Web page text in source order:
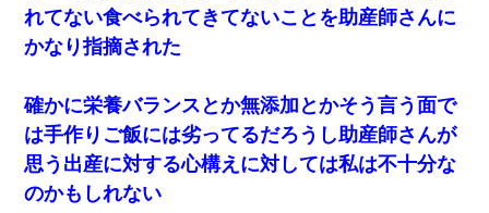
れてない食べられてきてないことを助産師さんに
かなり指摘された
確かに栄養バランスとか無添加とかそう言う面で
は手作りご飯には劣ってるだろうし助産師さんが
思う出産に対する心構えに対しては私は不十分な
のかもしれない